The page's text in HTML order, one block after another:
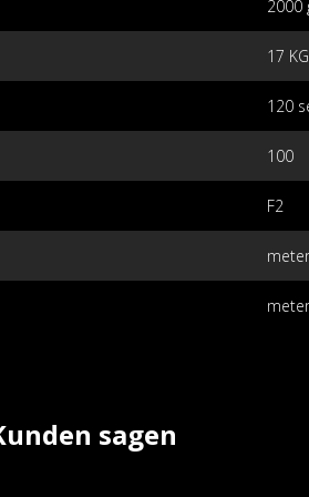
2000
17 KG
120
100
F2
meter
meter
sagen